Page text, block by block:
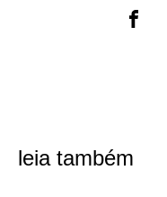
leia também